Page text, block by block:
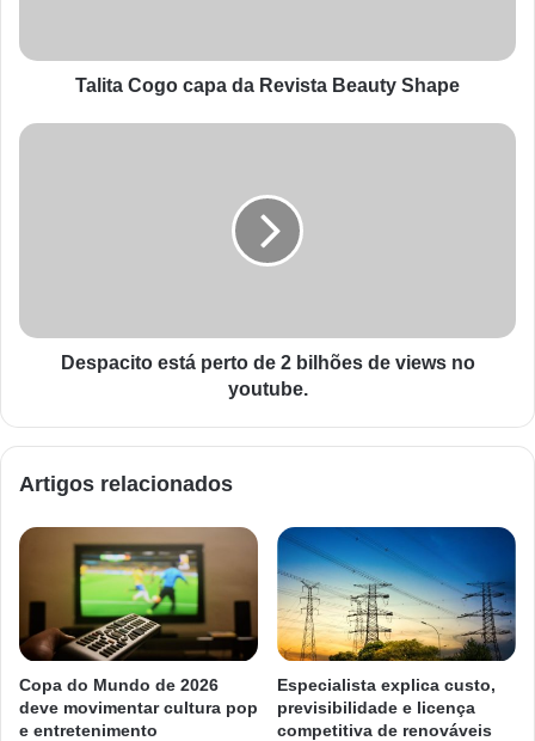
Talita Cogo capa da Revista Beauty Shape
Despacito está perto de 2 bilhões de views no
youtube.
Artigos relacionados
Copa do Mundo de 2026
deve movimentar cultura pop
e entretenimento
Especialista explica custo,
previsibilidade e licença
competitiva de renováveis